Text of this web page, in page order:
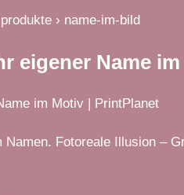
› name-im-bild
eigener Name
im Motiv | PrintPlanet
Namen. Fotoreale Illusion –